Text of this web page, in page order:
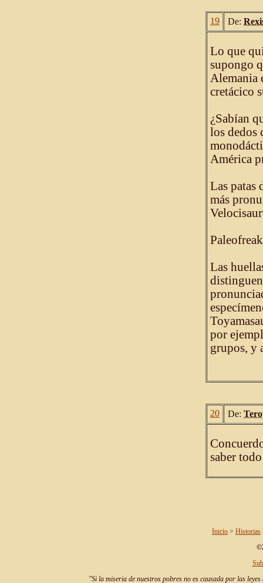
19 De:
Lo que
supongo
Alemania
cretácico
¿Sabían
los dedos
América
Las patas
más
Paleofreak
Las
por
grupos, y
20 De:
saber
Inicio > Historias
"Si la miseria de nuestros pobres no es causada por las